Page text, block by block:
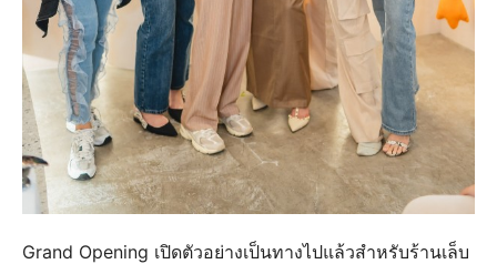
Grand Opening เปิดตัวอย่างเป็นทางไปแล้วสำหรับร้านเล็บ